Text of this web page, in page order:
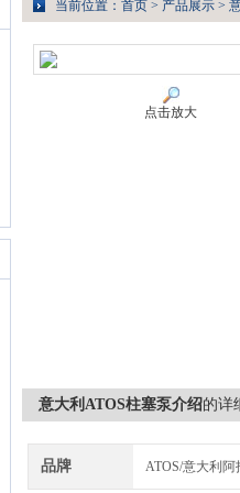
当前位置： 首页 > 产品展示 >
点击放大
意大利ATOS柱塞泵介绍的详
品牌 ATOS/意大利阿